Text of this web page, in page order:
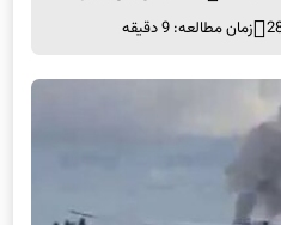
دسته بندی:بین الملل